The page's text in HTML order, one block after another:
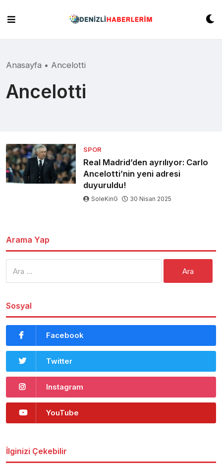
content
Anasayfa • Ancelotti
Ancelotti
SPOR
Real Madrid’den ayrılıyor: Carlo
Ancelotti’nin yeni adresi
duyuruldu!
SoleKinG 30 Nisan 2025
Arama Yap
Sosyal
Facebook
Twitter
Instagram
YouTube
İlginizi Çekebilir